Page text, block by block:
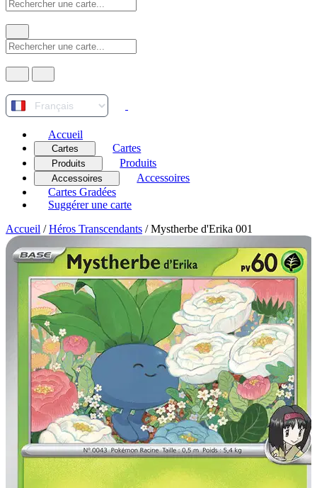
Accueil
Cartes Cartes
Produits Produits
Accessoires
Accessoires
Cartes Gradées
Suggérer une carte
Accueil / Héros Transcendants / Mystherbe d'Erika 001